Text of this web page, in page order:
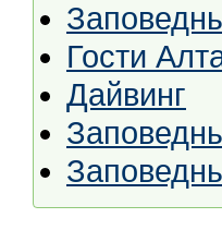
Гости
Дайвинг